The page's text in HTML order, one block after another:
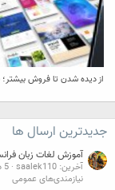
از دیده شدن تا فروش
جدیدترین ارسال ها
آموزش لغات زبان
آخرین: saalek110
5 دقیقه قبل
نیازمندی‌های عمومی